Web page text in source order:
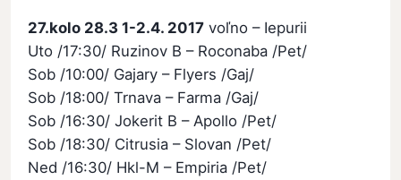
27.kolo 28.3 1-2.4. 2017 voľno – Iepurii
Uto /17:30/ Ruzinov B – Roconaba /Pet/
Sob /10:00/ Gajary – Flyers /Gaj/
Sob /18:00/ Trnava – Farma /Gaj/
Sob /16:30/ Jokerit B – Apollo /Pet/
Sob /18:30/ Citrusia – Slovan /Pet/
Ned /16:30/ Hkl-M – Empiria /Pet/